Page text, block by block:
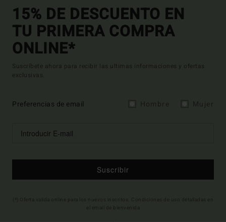
15% DE DESCUENTO EN
TU PRIMERA COMPRA
ONLINE*
Suscríbete ahora para recibir las ultimas informaciones y ofertas
exclusivas.
Preferencias de email
Suscribir